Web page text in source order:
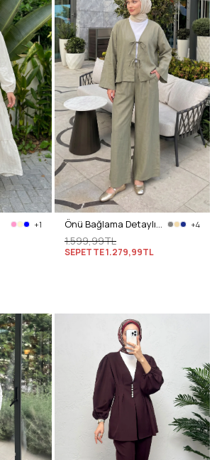
+1 Önü Bağlama Detaylı Takım Y0143 - HAKİ +4
1.599,99TL
SEPETTE1.279,99TL